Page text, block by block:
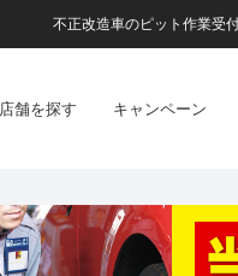
不正改造車のピット作業受
店舗を探す キャンペーン